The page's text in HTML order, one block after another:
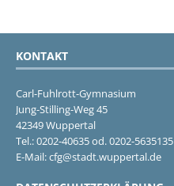
KONTAKT
Carl-Fuhlrott-Gymnasium
Jung-Stilling-Weg 45
42349 Wuppertal
Tel.: 0202-40635 od. 0202-5635135
E-Mail: cfg@stadt.wuppertal.de